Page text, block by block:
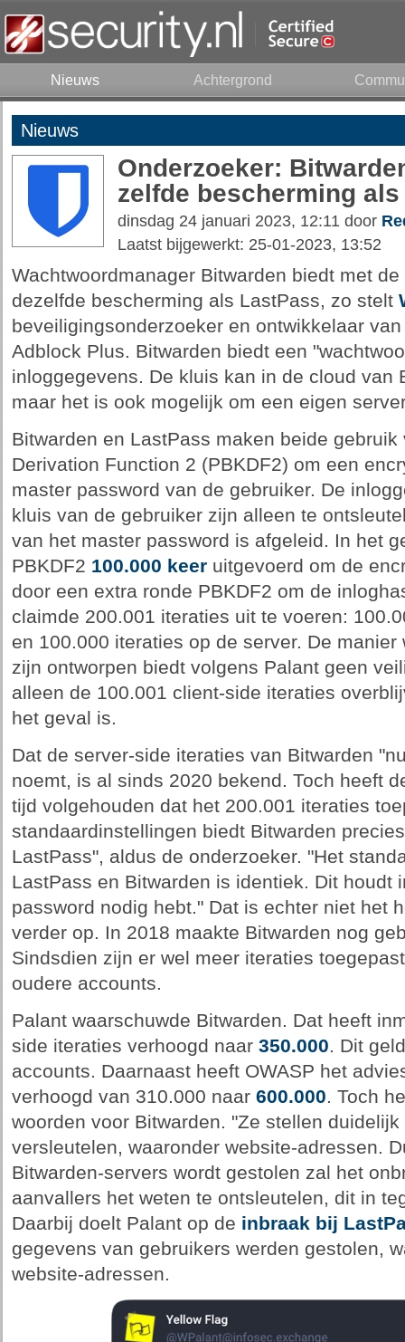
Nieuws Achtergrond
Nieuws
Onderzoeker:
zelfde bescherming
dinsdag 24 januari 2023, 12:11 door
Laatst bijgewerkt: 25-01-2023, 13:52
Wachtwoordmanager Bitwarden biedt met
dezelfde bescherming als LastPass, zo stelt
beveiligingsonderzoeker en ontwikkelaar
Adblock Plus. Bitwarden biedt een
inloggegevens. De kluis kan in de cloud van
maar het is ook mogelijk om een eigen
Bitwarden en LastPass maken beide
Derivation Function 2 (PBKDF2) om een
master password van de gebruiker. De
kluis van de gebruiker zijn alleen te
van het master password is afgeleid. In het
PBKDF2 100.000 keeruitgevoerd om de
door een extra ronde PBKDF2 om de
claimde 200.001 iteraties uit te voeren:
en 100.000 iteraties op de server. De
zijn ontworpen biedt volgens Palant geen
alleen de 100.001 client-side iteraties
het geval is.
Dat de server-side iteraties van Bitwarden
noemt, is al sinds 2020 bekend. Toch heeft
tijd volgehouden dat het 200.001 iteraties
standaardinstellingen biedt Bitwarden
LastPass", aldus de onderzoeker. "Het
LastPass en Bitwarden is identiek. Dit houdt
password nodig hebt." Dat is echter niet het
verder op. In 2018 maakte Bitwarden nog
Sindsdien zijn er wel meer iteraties
oudere accounts.
Palant waarschuwde Bitwarden. Dat heeft
side iteraties verhoogd naar 350.000. Dit
accounts. Daarnaast heeft OWASP het
verhoogd van 310.000 naar 600.000. Toch
woorden voor Bitwarden. "Ze stellen
versleutelen, waaronder website-adressen.
Bitwarden-servers wordt gestolen zal het
aanvallers het weten te ontsleutelen, dit in
Daarbij doelt Palant op de inbraak bij
gegevens van gebruikers werden gestolen,
website-adressen.